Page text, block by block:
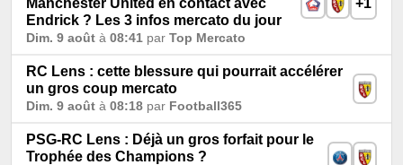
Manchester United en contact avec
Endrick ? Les 3 infos mercato du jour
Dim. 9 août à 08:41 par Top Mercato
+1
RC Lens : cette blessure qui pourrait accélérer
un gros coup mercato
Dim. 9 août à 08:18 par Football365
PSG-RC Lens : Déjà un gros forfait pour le
Trophée des Champions ?